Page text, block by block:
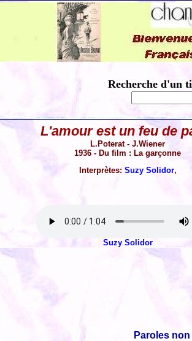
Recherche d'un
L'amour est un feu de
L.Poterat - J.Wiener
1936 - Du film : La garçonne
Interprètes: Suzy Solidor,
Suzy Solidor
Paroles